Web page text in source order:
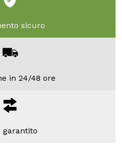
sicuro
in 24/48 ore
garantito